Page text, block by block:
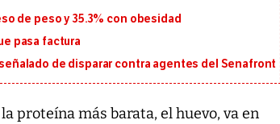
de peso y 35.3% con obesidad
pasa factura
de disparar contra agentes del Senafront
proteína más barata, el huevo, va en